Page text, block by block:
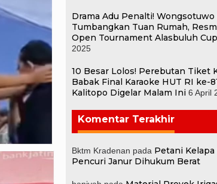
Drama Adu Penalti! Wongsotuwo
Tumbangkan Tuan Rumah,
Open Tournament Alasbuluh
2025
10 Besar Lolos! Perebutan Tiket
Babak Final Karaoke HUT RI ke-
Kalitopo Digelar Malam Ini 6 April
Komentar Terakhir
Bktm Kradenan pada Petani
Pencuri Janur Dihukum Berat